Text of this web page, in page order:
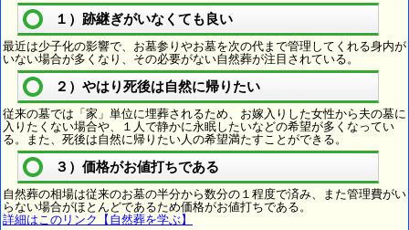
１）跡継ぎがいなくても良い
最近は少子化の影響で、お墓参りやお墓を次の代まで管理してくれる身内が
いない場合が多くなり、その必要がない自然葬が注目されている。
２）やはり死後は自然に帰りたい
従来の墓では「家」単位に埋葬されるため、お嫁入りした女性から夫の墓に
入りたくない場合や、１人で静かに永眠したいなどの希望が多くなってい
る。また、死後は自然に帰りたい人の希望満たすことができる。
３）価格がお値打ちである
自然葬の相場は従来のお墓の半分から数分の１程度で済み、また管理費がい
らない場合がほとんどであるため価格がお値打ちである。
詳細はこのリンク【自然葬を学ぶ】